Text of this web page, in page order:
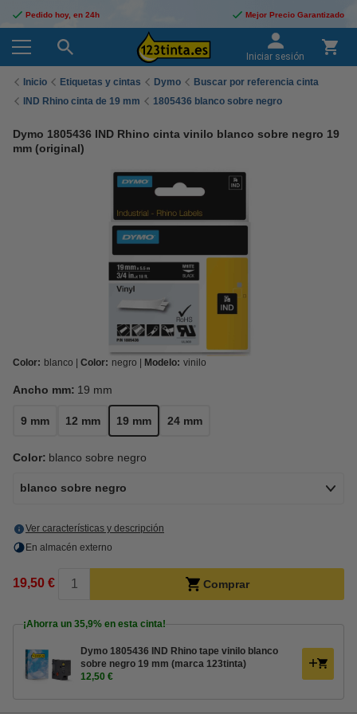
Pedido hoy, en 24h Mejor Precio Garantizado
Iniciar sesión
Inicio Etiquetas y cintas Dymo
Buscar por referencia cinta
IND Rhino cinta de 19 mm
1805436 blanco sobre negro
Dymo 1805436 IND Rhino cinta vinilo blanco sobre negro 19
mm (original)
Color: blanco Color: negro Modelo: vinilo
Ancho mm: 19 mm
9 mm 12 mm 19 mm 24 mm
Color: blanco sobre negro
blanco sobre negro
Ver características y descripción
En almacén externo
19,50 € Comprar
¡Ahorra un 35,9% en esta cinta!
Dymo 1805436 IND Rhino tape vinilo blanco
sobre negro 19 mm (marca 123tinta)
12,50 €